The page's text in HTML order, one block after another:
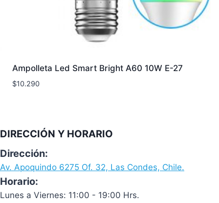
Ampolleta Led Smart Bright A60 10W E-27
$10.290
DIRECCIÓN Y HORARIO
Dirección:
Av. Apoquindo 6275 Of. 32, Las Condes, Chile.
Horario:
Lunes a Viernes: 11:00 - 19:00 Hrs.